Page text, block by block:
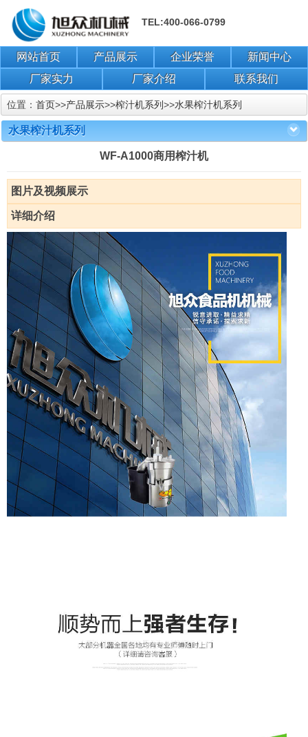
TEL:400-066-0799
网站首页 产品展示 企业荣誉
新闻中心
厂家实力
厂家介绍 联系我们
位置： 首页>>产品展示>>榨汁机系列>>水果榨汁机系列
水果榨汁机系列
WF-A1000商用榨汁机
图片及视频展示
详细介绍